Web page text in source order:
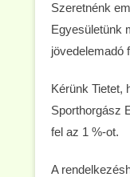
Szeretnénk
Egyesületünk
jövedelemadó
Kérünk Tietet,
Sporthorgász
fel az 1 %-ot.
A